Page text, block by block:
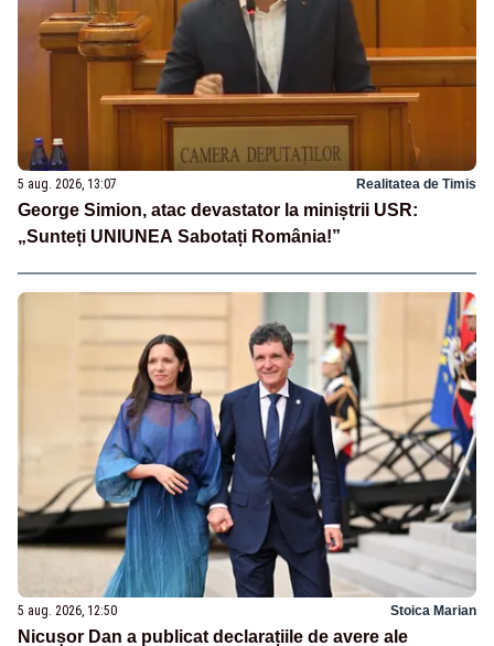
5 aug. 2026, 13:07 Realitatea de Timis
George Simion, atac devastator la miniștrii USR:
„Sunteți UNIUNEA Sabotați România!”
5 aug. 2026, 12:50 Stoica Marian
Nicușor Dan a publicat declarațiile de avere ale